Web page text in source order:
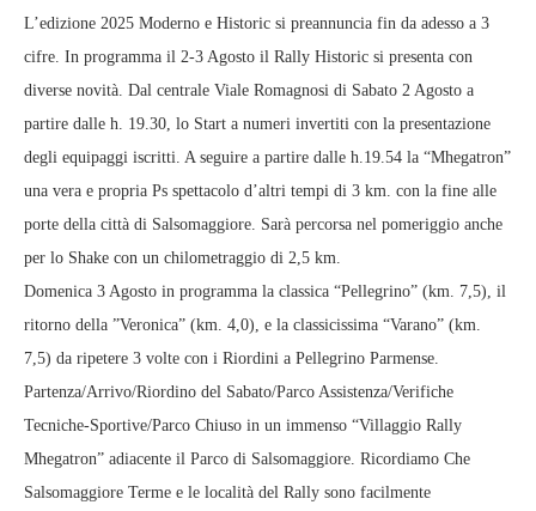
L’edizione 2025 Moderno e Historic si preannuncia fin da adesso a 3
cifre. In programma il 2-3 Agosto il Rally Historic si presenta con
diverse novità. Dal centrale Viale Romagnosi di Sabato 2 Agosto a
partire dalle h. 19.30, lo Start a numeri invertiti con la presentazione
degli equipaggi iscritti. A seguire a partire dalle h.19.54 la “Mhegatron”
una vera e propria Ps spettacolo d’altri tempi di 3 km. con la fine alle
porte della città di Salsomaggiore. Sarà percorsa nel pomeriggio anche
per lo Shake con un chilometraggio di 2,5 km.
Domenica 3 Agosto in programma la classica “Pellegrino” (km. 7,5), il
ritorno della ”Veronica” (km. 4,0), e la classicissima “Varano” (km.
7,5) da ripetere 3 volte con i Riordini a Pellegrino Parmense.
Partenza/Arrivo/Riordino del Sabato/Parco Assistenza/Verifiche
Tecniche-Sportive/Parco Chiuso in un immenso “Villaggio Rally
Mhegatron” adiacente il Parco di Salsomaggiore. Ricordiamo Che
Salsomaggiore Terme e le località del Rally sono facilmente